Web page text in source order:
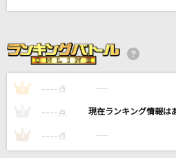
石川さゆり
and I'm home
美樹さやか(喜多村英梨)・佐倉杏子(野中藍)
Gold ～また逢う日まで～
宇多田ヒカル
はちゃめちゃわちゃライフ！
1 ---- 点 ----
---- 点 ----
3 ---- 点 ----